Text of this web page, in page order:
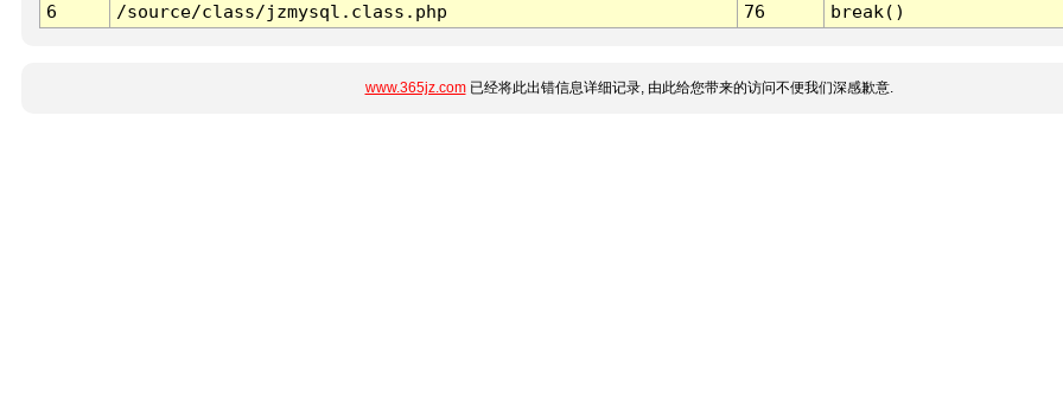
6
/source/class/jzmysql.class.php 76 break()
www.365jz.com已经将此出错信息详细记录, 由此给您带来的访问不便我们深感歉意.